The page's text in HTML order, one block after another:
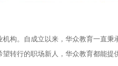
构。自成立以来，华众教育一直秉
转行的职场新人，华众教育都能